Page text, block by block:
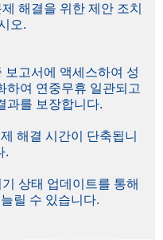
해결을 위한 제안 조치
오.
보고서에 액세스하여 성
하여 연중무휴 일관되고
과를 보장합니다.
해결 시간이 단축됩니
.
상태 업데이트를 통해
릴 수 있습니다.